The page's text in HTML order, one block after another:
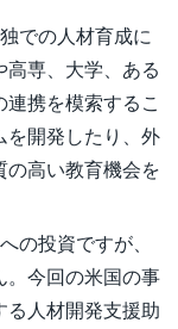
での人材育成に
専、大学、ある
携を模索するこ
を開発したり、外
高い教育機会を
の投資ですが、
。今回の米国の事
人材開発支援助